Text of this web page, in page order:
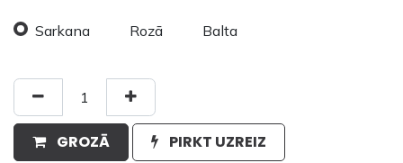
Sarkana Rozā Balta
GROZĀ PIRKT UZREIZ